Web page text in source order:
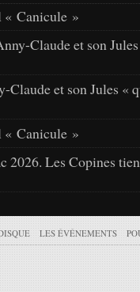
« Canicule »
Claude et son
Claude et son Jules «
« Canicule »
2026. Les Copines
LES ÉVÉNEMENTS